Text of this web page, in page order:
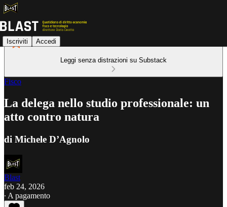
Iscriviti Accedi
Leggi senza distrazioni su Substack
Fisco
La delega nello studio professionale: un
atto contro natura
di Michele D’Agnolo
Blast
feb 24, 2026
∙ A pagamento